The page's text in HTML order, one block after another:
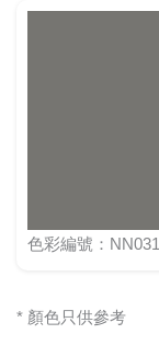
色彩編號：
* 顏色只供參考